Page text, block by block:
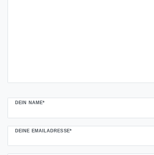
DEIN NAME*
DEINE EMAILADRESSE*